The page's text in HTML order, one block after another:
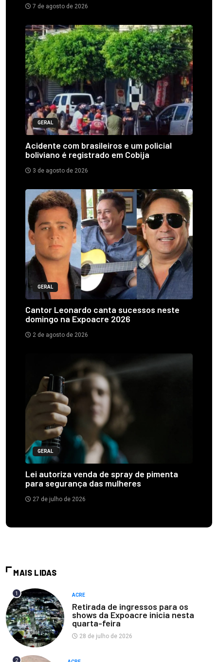
7 de agosto de 2026
GERAL
Acidente com brasileiros e um policial
boliviano é registrado em Cobija
3 de agosto de 2026
GERAL
Cantor Leonardo canta sucessos neste
domingo na Expoacre 2026
2 de agosto de 2026
GERAL
Lei autoriza venda de spray de pimenta
para segurança das mulheres
27 de julho de 2026
MAIS LIDAS
1 ACRE
Retirada de ingressos para os
shows da Expoacre inicia nesta
quarta-feira
28 de julho de 2026
2